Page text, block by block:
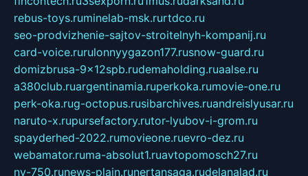
rebus-toys.ruminelab-msk.rurtdco.ru
seo-prodvizhenie-sajtov-stroitelnyh-kompanij.ru
card-voice.rurulonnyygazon177.rusnow-guard.ru
domizbrusa-9x12spb.rudemaholding.ruaalse.ru
a380club.ruargentinamia.ruperkoka.rumovie-one.ru
perk-oka.rug-octopus.rusibarchives.ruandreislyusar.ru
naruto-x.rupursefactory.rutor-lyubov-i-grom.ru
spayderhed-2022.rumovieone.ruevro-dez.ru
webamator.ruma-absolut1.ruavtopomosch27.ru
nv-750.runews-plain.runertansaga.rudelanalad.ru